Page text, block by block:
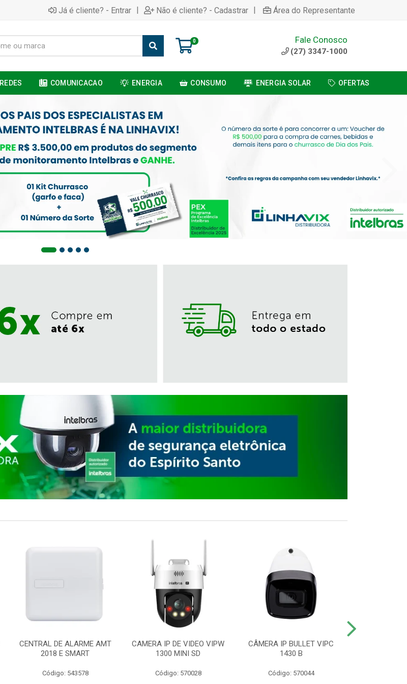
Já é cliente? - Entrar | Não é cliente? - Cadastrar | Área do Representante
0 Fale Conosco
(27) 3347-1000
REDES COMUNICACAO ENERGIA CONSUMO ENERGIA SOLAR OFERTAS
CENTRAL DE ALARME AMT
2018 E SMART
Código: 543578
CAMERA IP DE VIDEO VIPW
1300 MINI SD
Código: 570028
CÂMERA IP BULLET VIPC
1430 B
Código: 570044